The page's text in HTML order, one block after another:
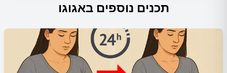
תכנים נוספים באגוגו